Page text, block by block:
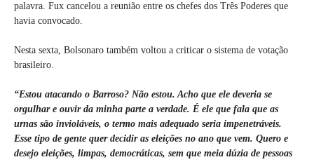
palavra. Fux cancelou a reunião entre os chefes dos Três Poderes que
havia convocado.
Nesta sexta, Bolsonaro também voltou a criticar o sistema de votação
brasileiro.
“Estou atacando o Barroso? Não estou. Acho que ele deveria se
orgulhar e ouvir da minha parte a verdade. É ele que fala que as
urnas são invioláveis, o termo mais adequado seria impenetráveis.
Esse tipo de gente quer decidir as eleições no ano que vem. Quero e
desejo eleições, limpas, democráticas, sem que meia dúzia de pessoas